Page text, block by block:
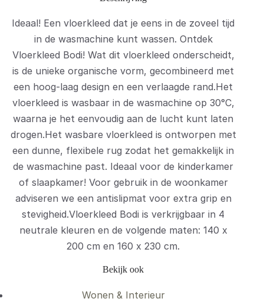
Ideaal! Een vloerkleed dat je eens in de zoveel tijd
in de wasmachine kunt wassen. Ontdek
Vloerkleed Bodi! Wat dit vloerkleed onderscheidt,
is de unieke organische vorm, gecombineerd met
een hoog-laag design en een verlaagde rand.Het
vloerkleed is wasbaar in de wasmachine op 30°C,
waarna je het eenvoudig aan de lucht kunt laten
drogen.Het wasbare vloerkleed is ontworpen met
een dunne, flexibele rug zodat het gemakkelijk in
de wasmachine past. Ideaal voor de kinderkamer
of slaapkamer! Voor gebruik in de woonkamer
adviseren we een antislipmat voor extra grip en
stevigheid.Vloerkleed Bodi is verkrijgbaar in 4
neutrale kleuren en de volgende maten: 140 x
200 cm en 160 x 230 cm.
Bekijk ook
Wonen & Interieur